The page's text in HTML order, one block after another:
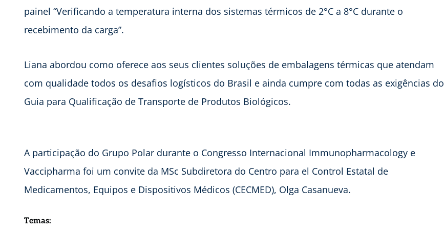
painel “Verificando a temperatura interna dos sistemas térmicos de 2°C a 8°C durante o
recebimento da carga”.
Liana abordou como oferece aos seus clientes soluções de embalagens térmicas que atendam
com qualidade todos os desafios logísticos do Brasil e ainda cumpre com todas as exigências do
Guia para Qualificação de Transporte de Produtos Biológicos.
A participação do Grupo Polar durante o Congresso Internacional Immunopharmacology e
Vaccipharma foi um convite da MSc Subdiretora do Centro para el Control Estatal de
Medicamentos, Equipos e Dispositivos Médicos (CECMED), Olga Casanueva.
Temas: